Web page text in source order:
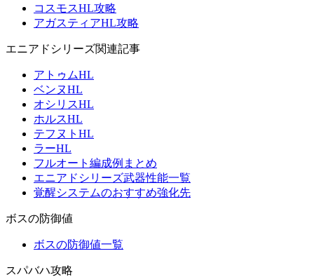
コスモスHL攻略
アガスティアHL攻略
エニアドシリーズ関連記事
アトゥムHL
ベンヌHL
オシリスHL
ホルスHL
テフヌトHL
ラーHL
フルオート編成例まとめ
エニアドシリーズ武器性能一覧
覚醒システムのおすすめ強化先
ボスの防御値
ボスの防御値一覧
スパバハ攻略